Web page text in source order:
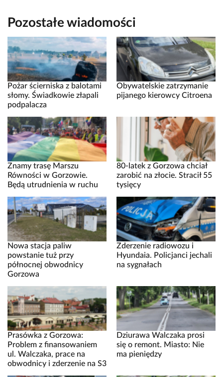
Pozostałe wiadomości
Pożar ścierniska z balotami
słomy. Świadkowie złapali
podpalacza
Obywatelskie zatrzymanie
pijanego kierowcy Citroena
Znamy trasę Marszu
Równości w Gorzowie.
Będą utrudnienia w ruchu
80-latek z Gorzowa chciał
zarobić na złocie. Stracił 55
tysięcy
Nowa stacja paliw
powstanie tuż przy
północnej obwodnicy
Gorzowa
Zderzenie radiowozu i
Hyundaia. Policjanci jechali
na sygnałach
Prasówka z Gorzowa:
Problem z finansowaniem
ul. Walczaka, prace na
obwodnicy i zderzenie na S3
Dziurawa Walczaka prosi
się o remont. Miasto: Nie
ma pieniędzy